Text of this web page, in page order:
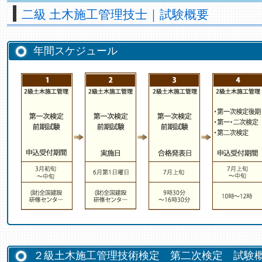
二級 土木施工管理技士｜試験概要
年間スケジュール
２級土木施工管理技術検定 第二次検定 試験